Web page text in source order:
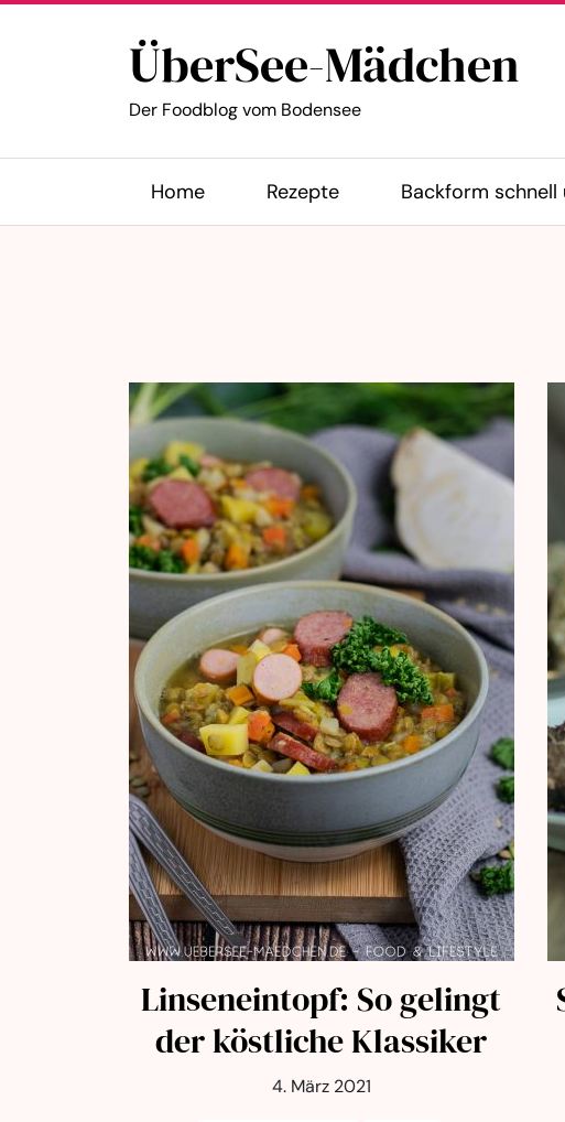
ÜberSee-Mädchen
Der Foodblog vom Bodensee
Home Rezepte Backform schnell
Linseneintopf: So gelingt
der köstliche Klassiker
4. März 2021